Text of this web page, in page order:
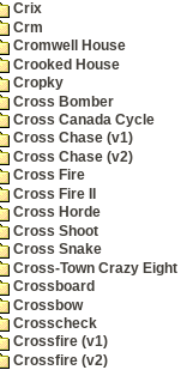
Crix
Crm
Cromwell House
Crooked House
Cropky
Cross Bomber
Cross Canada Cycle
Cross Chase (v1)
Cross Chase (v2)
Cross Fire
Cross Fire II
Cross Horde
Cross Shoot
Cross Snake
Cross-Town Crazy Eight
Crossboard
Crossbow
Crosscheck
Crossfire (v1)
Crossfire (v2)